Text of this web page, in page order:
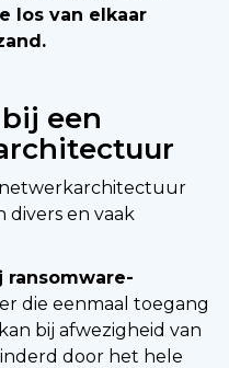
los van elkaar
een
netwerkarchitectuur
divers en vaak
ransomware-
die eenmaal toegang
bij afwezigheid van
door het hele